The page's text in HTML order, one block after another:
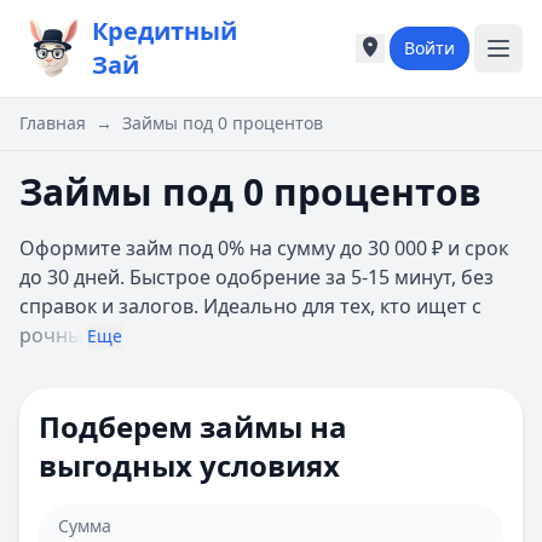
Кредитный
Зай
Города России
Казань
Астрахань
Б
Барнаул
Города России
Казань
Астрахань
Б
Барнаул
Войти
Главная → Займы под 0 процентов
Займы под 0 процентов
Оформите займ под 0% на сумму до 30 000 ₽ и срок
до 30 дней. Быстрое одобрение за 5-15 минут, без
справок и залогов. Идеально для тех, кто ищет с
рочны Еще
Подберем займы на
выгодных условиях
Сумма